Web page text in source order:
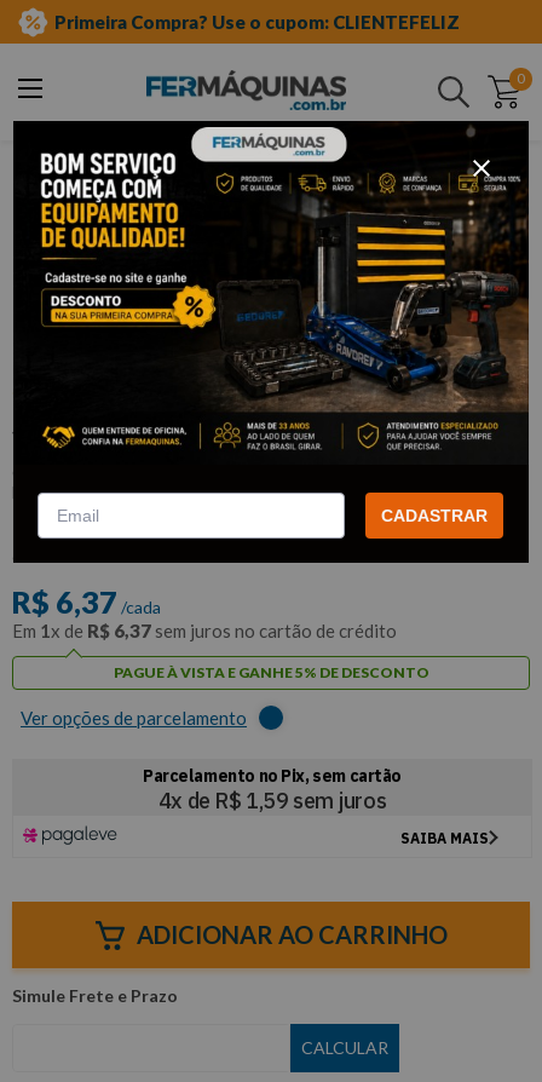
Primeira Compra? Use o cupom: CLIENTEFELIZ
0
Buscar
ferramentas manuais
soquetes e acessórios
soquetes de meia"
sextavado
Soquete Sextavado 1/2" X 1/2" - STELS
STELS
Por:R$6,05/cada
R$ 6,37 /cada
Em 1x de R$ 6,37 sem juros no cartão de crédito
PAGUE À VISTA E GANHE 5% DE DESCONTO
Ver opções de parcelamento
ADICIONAR AO CARRINHO
CADASTRAR